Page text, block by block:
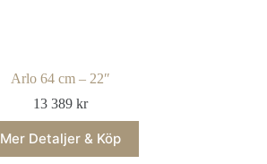
Arlo 64 cm – 22″
13 389 kr
Mer Detaljer & Köp